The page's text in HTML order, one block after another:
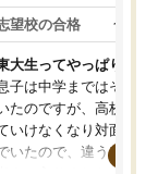
望校の合格 合格
大生ってやっぱりすご
子は中学まではそこそ
たのですが、高校に入
いけなくなり対面の塾
いたので、違うアプロ